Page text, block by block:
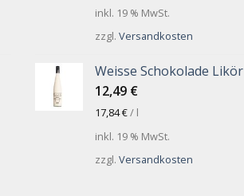
inkl. 19 % MwSt.
zzgl. Versandkosten
Weisse Schokolade Likör
12,49 €
17,84€/ l
inkl. 19 % MwSt.
zzgl. Versandkosten